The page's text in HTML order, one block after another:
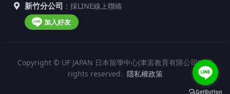
新竹分公司 ：採LINE線上聯絡
加入好友
Copyright © UF JAPAN 日本留學中心(聿富教育有限公司). All
rights reserved. 隱私權政策